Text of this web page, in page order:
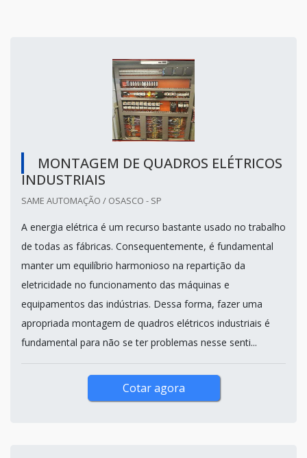
MONTAGEM DE QUADROS ELÉTRICOS
INDUSTRIAIS
SAME AUTOMAÇÃO / OSASCO - SP
A energia elétrica é um recurso bastante usado no trabalho
de todas as fábricas. Consequentemente, é fundamental
manter um equilíbrio harmonioso na repartição da
eletricidade no funcionamento das máquinas e
equipamentos das indústrias. Dessa forma, fazer uma
apropriada montagem de quadros elétricos industriais é
fundamental para não se ter problemas nesse senti...
Cotar agora